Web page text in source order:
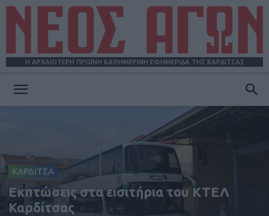
Η ΑΡΧΑΙΟΤΕΡΗ ΠΡΩΪΝΗ ΚΑΘΗΜΕΡΙΝΗ ΕΦΗΜΕΡΙΔΑ ΤΗΣ ΚΑΡΔΙΤΣΑΣ
ΑΓΩΝ
ΚΑΡΔΙΤΣΑ
Εκπτώσεις στα εισιτήρια του ΚΤΕΛ
Καρδίτσας